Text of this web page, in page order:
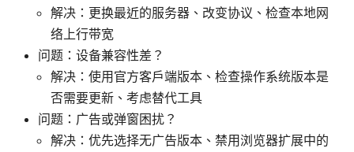
解决：更换最近的服务器、改变协议、检查本地网
络上行带宽
问题：设备兼容性差？
解决：使用官方客户端版本、检查操作系统版本是
否需要更新、考虑替代工具
问题：广告或弹窗困扰？
解决：优先选择无广告版本、禁用浏览器扩展中的